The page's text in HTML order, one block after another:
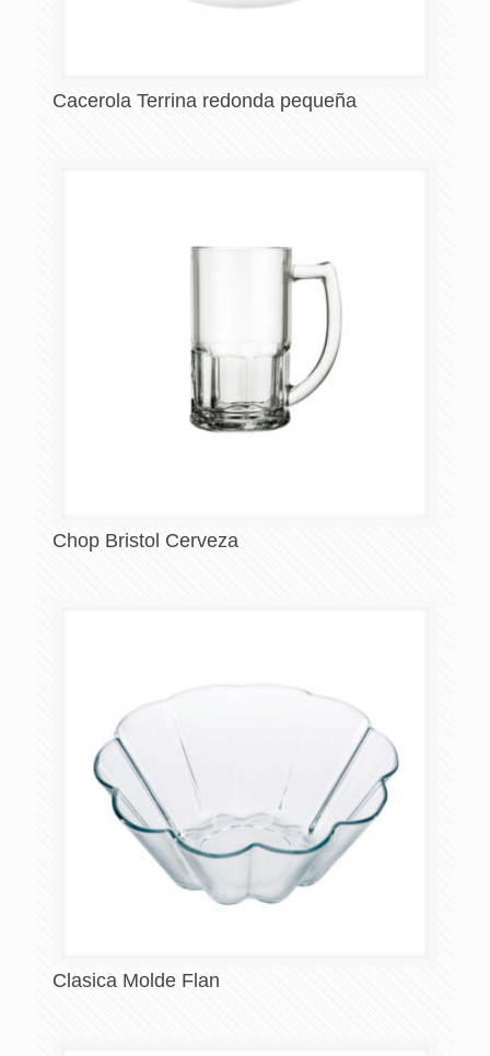
Cacerola Terrina redonda pequeña
Chop Bristol Cerveza
Clasica Molde Flan